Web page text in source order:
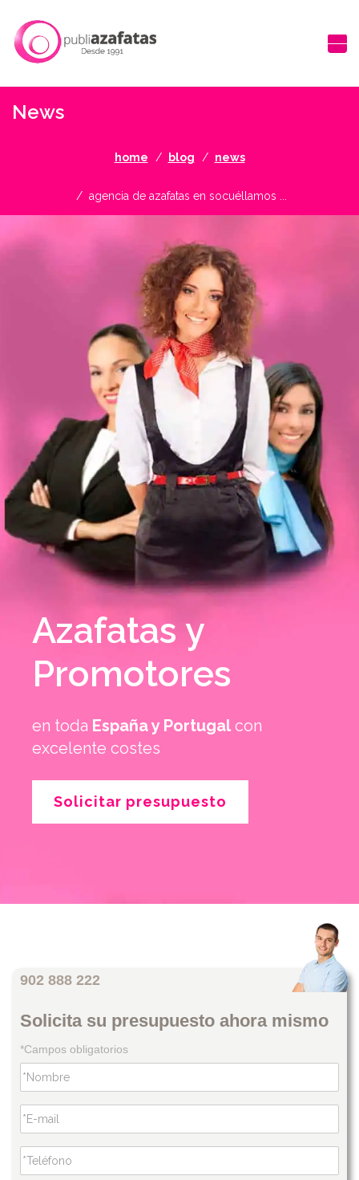
News
home blog news
agencia de azafatas en socuéllamos ...
Azafatas y
Promotores
en toda España y Portugal con
excelente costes
Solicitar presupuesto
902 888 222
Solicita su presupuesto ahora mismo
*Campos obligatorios